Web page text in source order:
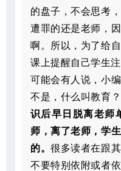
的盘子，不会思考
遭罪的还是老师，
啊。所以，为了给
课上提醒自己学生
可能会有人说，小
不是，什么叫教育？
识后早日脱离老师
师，离了老师，学
的。很多读者在跟
不要特别依附或者依